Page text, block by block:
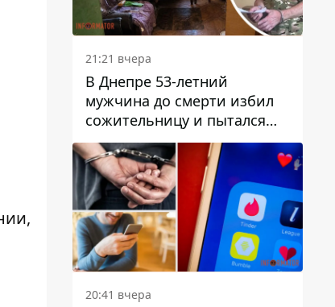
21:21 вчера
В Днепре 53-летний
мужчина до смерти избил
сожительницу и пытался
скрыть преступление:
детали
20:41 вчера